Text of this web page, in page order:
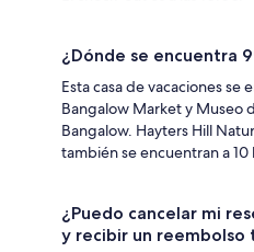
¿Dónde se encuentra
Esta casa de vacaciones se
Bangalow Market y Museo
Bangalow. Hayters Hill
también se encuentran a 10
¿Puedo cancelar mi
y recibir un reembolso